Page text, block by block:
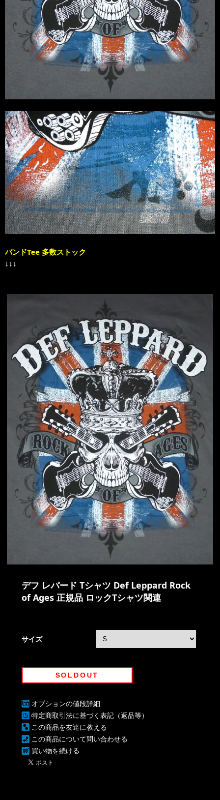
バンドTee 多数ストック
↓↓↓
デフ レパード Tシャツ Def Leppard Rock
of Ages 正規品 ロックTシャツ関連
サイズ
SOLDOUT
オプションの値段詳細
特定商取引法に基づく表記（返品等）
この商品を友達に教える
この商品について問い合わせる
買い物を続ける